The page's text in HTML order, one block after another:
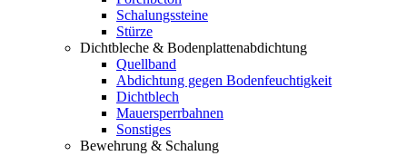
Schalungssteine
Stürze
Dichtbleche & Bodenplattenabdichtung
Quellband
Abdichtung gegen Bodenfeuchtigkeit
Dichtblech
Mauersperrbahnen
Sonstiges
Bewehrung & Schalung